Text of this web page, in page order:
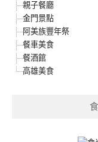
親子餐廳
金門景點
阿美族豐年祭
餐車美食
餐酒館
高雄美食